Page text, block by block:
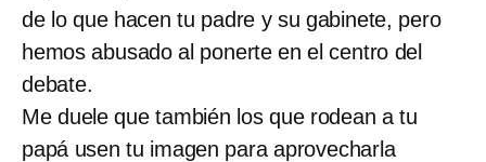
de lo que hacen tu padre y su gabinete, pero
hemos abusado al ponerte en el centro del
debate.
Me duele que también los que rodean a tu
papá usen tu imagen para aprovecharla